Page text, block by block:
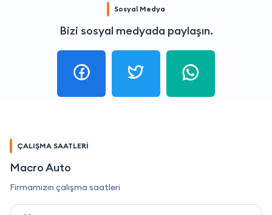
Sosyal Medya
Bizi sosyal medyada paylaşın.
ÇALIŞMA SAATLERİ
Macro Auto
Firmamızın çalışma saatleri